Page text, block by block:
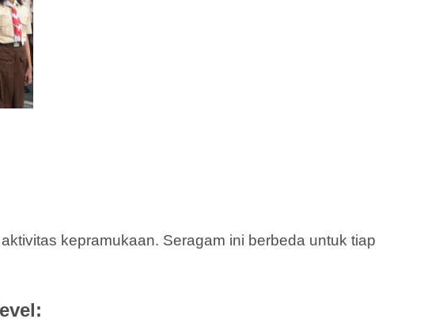
kepramukaan. Seragam ini berbeda untuk tiap